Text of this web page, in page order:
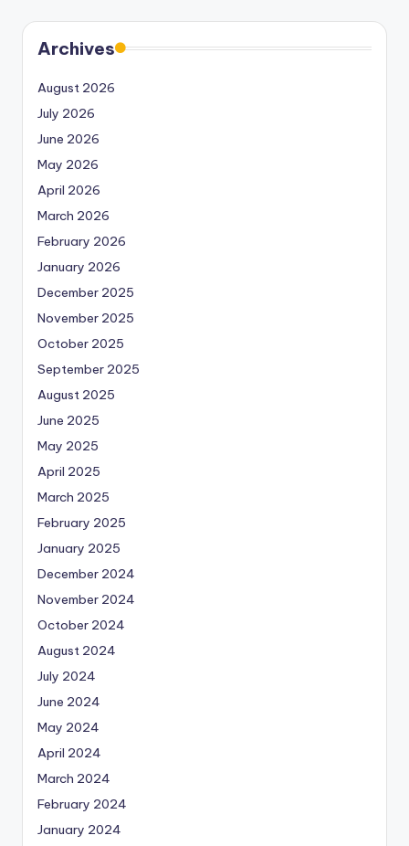
Archives
August 2026
July 2026
June 2026
May 2026
April 2026
March 2026
February 2026
January 2026
December 2025
November 2025
October 2025
September 2025
August 2025
June 2025
May 2025
April 2025
March 2025
February 2025
January 2025
December 2024
November 2024
October 2024
August 2024
July 2024
June 2024
May 2024
April 2024
March 2024
February 2024
January 2024